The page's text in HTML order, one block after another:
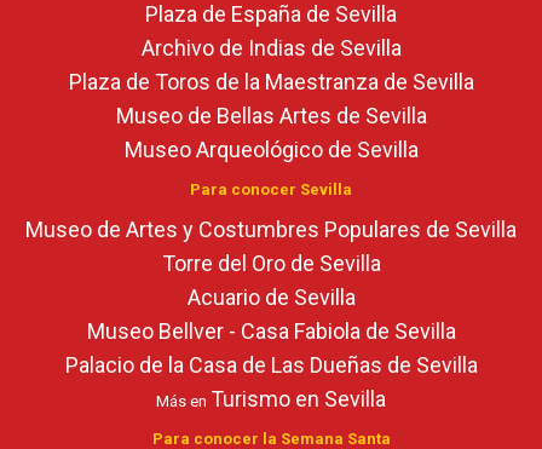
Plaza de España de Sevilla
Archivo de Indias de Sevilla
Plaza de Toros de la Maestranza de Sevilla
Museo de Bellas Artes de Sevilla
Museo Arqueológico de Sevilla
Para conocer Sevilla
Museo de Artes y Costumbres Populares de Sevilla
Torre del Oro de Sevilla
Acuario de Sevilla
Museo Bellver - Casa Fabiola de Sevilla
Palacio de la Casa de Las Dueñas de Sevilla
Más en Turismo en Sevilla
Para conocer la Semana Santa